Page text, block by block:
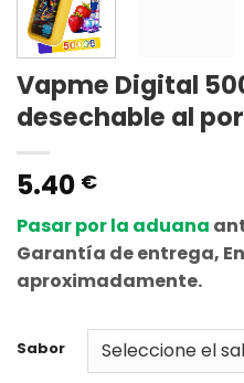
Vapme Digital
desechable al
5.40 €
Pasar por la aduana
Garantía de entrega,
aproximadamente.
Sabor